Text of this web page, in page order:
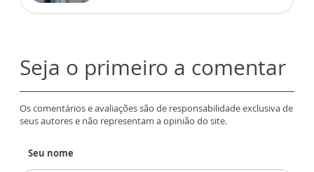
Seja o primeiro a comentar
Os comentários e avaliações são de responsabilidade exclusiva de
seus autores e não representam a opinião do site.
Seu nome